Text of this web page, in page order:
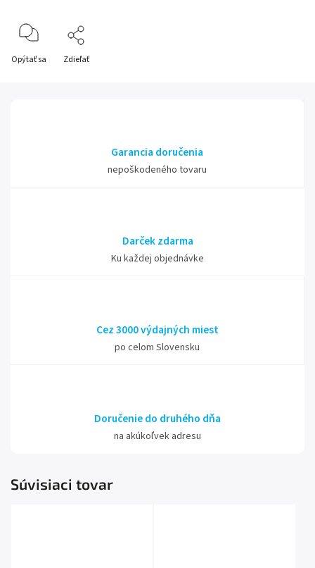
Opýtať sa Zdieľať
Garancia doručenia
nepoškodeného tovaru
Darček zdarma
Ku každej objednávke
Cez 3000 výdajných miest
po celom Slovensku
Doručenie do druhého dňa
na akúkoľvek adresu
Súvisiaci tovar